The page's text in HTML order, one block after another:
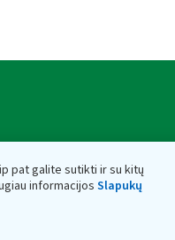
pat galite sutikti ir su kitų
informacijos Slapukų